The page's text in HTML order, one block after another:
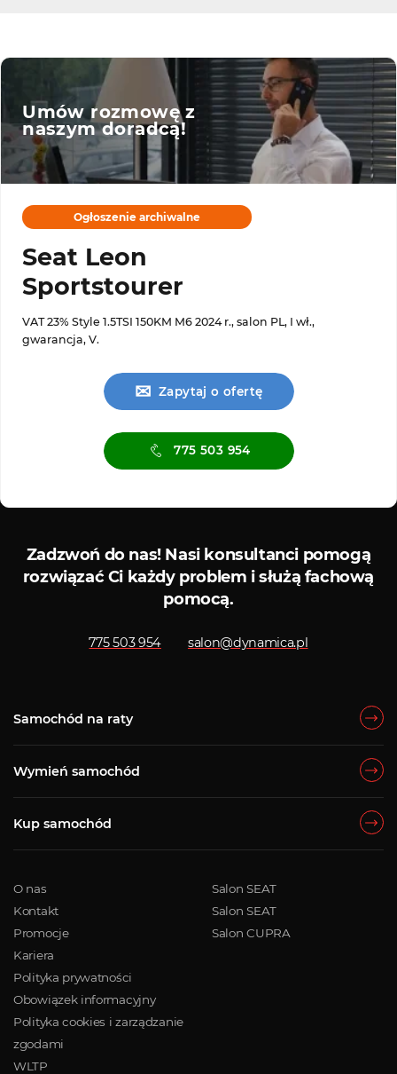
Umów rozmowę z
naszym doradcą!
Ogłoszenie archiwalne
Seat Leon
Sportstourer
VAT 23% Style 1.5TSI 150KM M6 2024 r., salon PL, I wł.,
gwarancja, V.
✉ Zapytaj o ofertę
775 503 954
Zadzwoń do nas!Nasi konsultanci pomogą
rozwiązać Ci każdy problem i służą fachową
pomocą.
775 503 954 salon@dynamica.pl
Samochód na raty
Wymień samochód
Kup samochód
O nas
Kontakt
Promocje
Kariera
Polityka prywatności
Obowiązek informacyjny
Polityka cookies i zarządzanie
zgodami
WLTP
Salon SEAT
Salon SEAT
Salon CUPRA